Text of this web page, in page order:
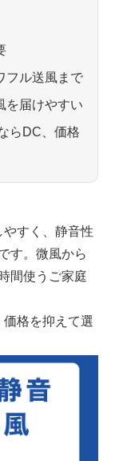
フル送風まで
を届けやすい
らDC、価格
すく、静音性
す。微風から
間使うご家庭
格を抑えて選